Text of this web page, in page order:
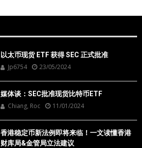
以太币现货 ETF 获得 SEC 正式批准
Jp6754 23/05/2024
媒体谈：SEC批准现货比特币ETF
Chiang, Roc 11/01/2024
香港稳定币新法例即将来临！一文读懂香港
财库局&金管局立法建议